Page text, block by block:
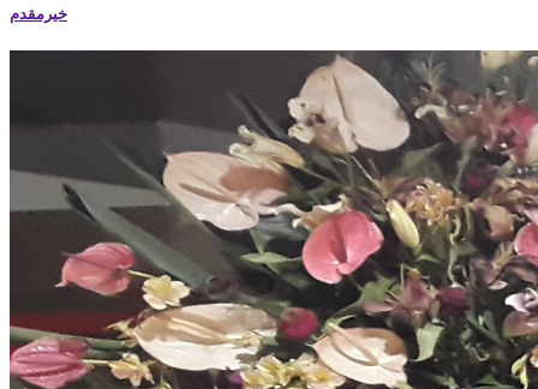
خیرمقدم